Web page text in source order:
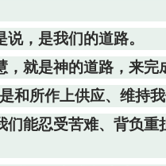
，是我们的道路。
就是神的道路，来完
和所作上供应、维持我
能忍受苦难、背负重